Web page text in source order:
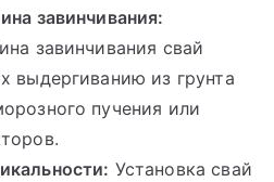
завинчивания:
завинчивания свай
выдергиванию из грунта
пучения или
Установка свай